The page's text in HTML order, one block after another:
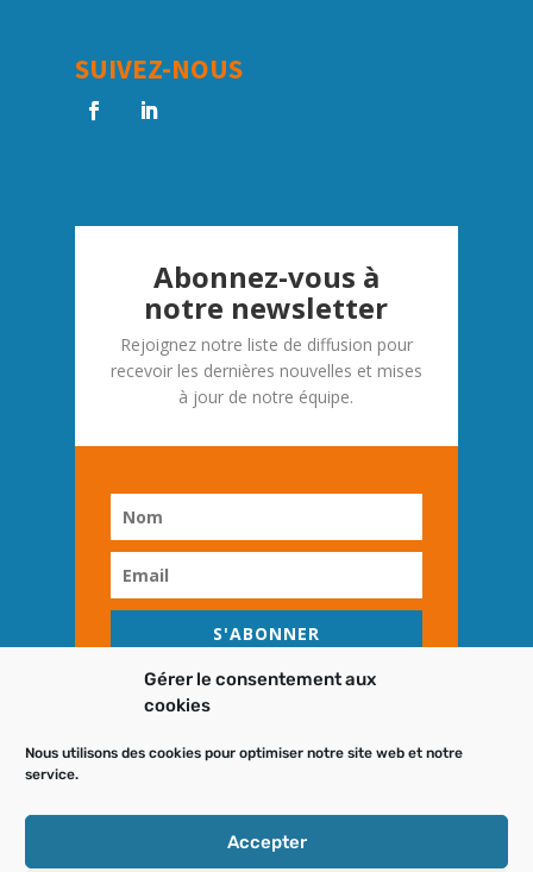
Gérer le consentement aux
cookies
Nous utilisons des cookies pour optimiser notre site web et notre
service.
Accepter
SUIVEZ-NOUS
Abonnez-vous à
notre newsletter
Rejoignez notre liste de diffusion pour
recevoir les dernières nouvelles et mises
à jour de notre équipe.
S'ABONNER